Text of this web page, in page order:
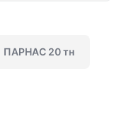
ПАРНАС 20 тн